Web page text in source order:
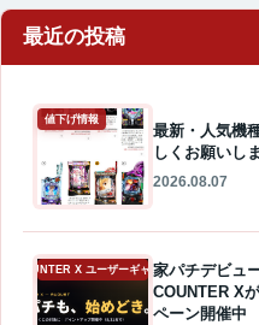
最近の投稿
値下げ情報
最新・人気機
しくお願いし
2026.08.07
A-COUNTER X ユーザーギャラリー家パチデビュ
COUNTER X
ペーン開催中